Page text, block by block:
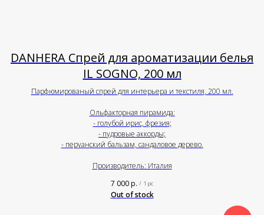
DANHERA Спрей для ароматизации белья
IL SOGNO, 200 мл
Парфюмированый спрей для интерьера и текстиля, 200 мл.
Ольфакторная пирамида:
- голубой ирис, фрезия;
- пудровые аккорды;
- перуанский бальзам, сандаловое дерево.
Производитель: Италия
7 000р. / 1 pc
Out of stock